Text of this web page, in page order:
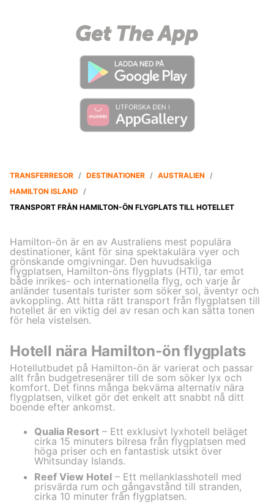
TRANSFERRESOR / DESTINATIONER / AUSTRALIEN /
HAMILTON ISLAND /
TRANSPORT FRÅN HAMILTON-ÖN FLYGPLATS TILL HOTELLET
Hamilton-ön är en av Australiens mest populära
destinationer, känt för sina spektakulära vyer och
grönskande omgivningar. Den huvudsakliga
flygplatsen, Hamilton-öns flygplats (HTI), tar emot
både inrikes- och internationella flyg, och varje år
anländer tusentals turister som söker sol, äventyr och
avkoppling. Att hitta rätt transport från flygplatsen till
hotellet är en viktig del av resan och kan sätta tonen
för hela vistelsen.
Hotell nära Hamilton-ön flygplats
Hotellutbudet på Hamilton-ön är varierat och passar
allt från budgetresenärer till de som söker lyx och
komfort. Det finns många bekväma alternativ nära
flygplatsen, vilket gör det enkelt att snabbt nå ditt
boende efter ankomst.
Qualia Resort – Ett exklusivt lyxhotell beläget
cirka 15 minuters bilresa från flygplatsen med
höga priser och en fantastisk utsikt över
Whitsunday Islands.
Reef View Hotel – Ett mellanklasshotell med
prisvärda rum och gångavstånd till stranden,
cirka 10 minuter från flygplatsen.